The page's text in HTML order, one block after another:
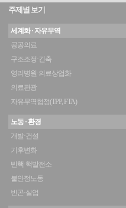
주제별 보기
세계화 · 자유무역
공공의료
구조조정·긴축
영리병원·의료상업화
의료관광
자유무역협정(TPP, FTA)
노동 · 환경
개발·건설
기후변화
반핵·핵발전소
불안정노동
빈곤·실업